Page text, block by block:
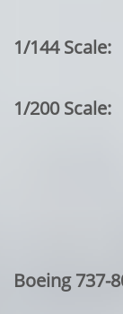
1/144 Scale:
1/200 Scale:
Boeing 737-